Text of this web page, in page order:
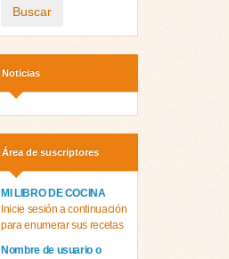
Buscar
Noticias
Área de suscriptores
MI LIBRO DE COCINA
Inicie sesión a continuación
para enumerar sus recetas
Nombre de usuario o